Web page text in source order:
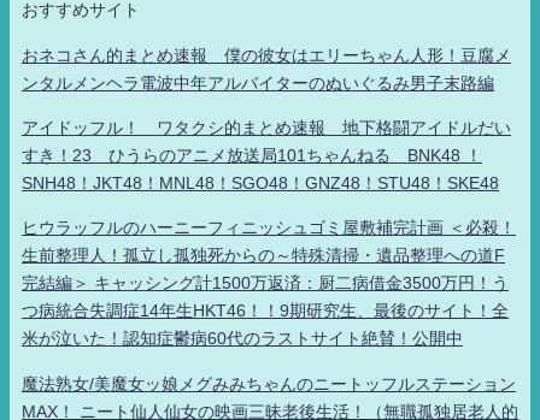
おすすめサイト
おネコさん的まとめ速報 僕の彼女はエリーちゃん人形！豆腐メ
ンタルメンヘラ電波中年アルバイターのぬいぐるみ男子末路編
アイドッフル！ ワタクシ的まとめ速報 地下格闘アイドルだい
すき！23 ひうらのアニメ放送局101ちゃんねる BNK48 ！
SNH48！JKT48！MNL48！SGO48！GNZ48！STU48！SKE48
ヒウラッフルのハーニーフィニッシュゴミ屋敷補完計画 ＜必殺！
生前整理人！孤立し孤独死からの～特殊清掃・遺品整理への道F
完結編＞ キャッシング計1500万返済：厨二病借金3500万円！う
つ病統合失調症14年生HKT46！！9期研究生、最後のサイト！全
米が泣いた！認知症鬱病60代のラストサイト絶賛！公開中
魔法熟女/美魔女ッ娘メグみみちゃんのニートッフルステーション
MAX！ ニート仙人仙女の映画三昧老後生活！（無職孤独居老人的